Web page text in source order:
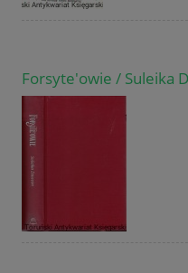
Forsyte'owie / Suleika